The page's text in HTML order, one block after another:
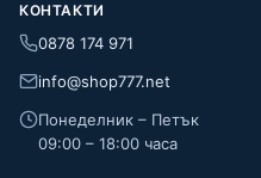
КОНТАКТИ
0878 174 971
info@shop777.net
Понеделник – Петък
09:00 – 18:00 часа